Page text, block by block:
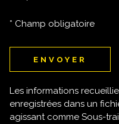
* Champ obligatoire
ENVOYER
Les informations
enregistrées dans un
agissant comme Sous-